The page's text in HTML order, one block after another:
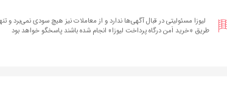
لیوزا مسئولیتی در قبال آگهی‌ها ندارد و از معاملات نیز هیچ سودی نمی‌برد و
طریق «خرید اَمن درگاه پرداخت لیوزا» انجام شده‌ باشند پاسخگو خواهد بود